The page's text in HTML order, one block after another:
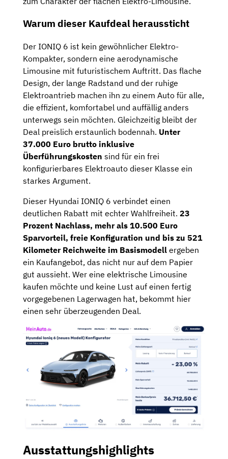
Warum dieser Kaufdeal heraussticht
Der IONIQ 6 ist kein gewöhnlicher Elektro-
Kompakter, sondern eine aerodynamische
Limousine mit futuristischem Auftritt. Das flache
Design, der lange Radstand und der ruhige
Elektroantrieb machen ihn zu einem Auto für alle,
die effizient, komfortabel und auffällig anders
unterwegs sein möchten. Gleichzeitig bleibt der
Deal preislich erstaunlich bodennah. Unter
37.000 Euro brutto inklusive
Überführungskosten sind für ein frei
konfigurierbares Elektroauto dieser Klasse ein
starkes Argument.
Dieser Hyundai IONIQ 6 verbindet einen
deutlichen Rabatt mit echter Wahlfreiheit. 23
Prozent Nachlass, mehr als 10.500 Euro
Sparvorteil, freie Konfiguration und bis zu 521
Kilometer Reichweite im Basismodell ergeben
ein Kaufangebot, das nicht nur auf dem Papier
gut aussieht. Wer eine elektrische Limousine
kaufen möchte und keine Lust auf einen fertig
vorgegebenen Lagerwagen hat, bekommt hier
einen sehr überzeugenden Deal.
Ausstattungshighlights